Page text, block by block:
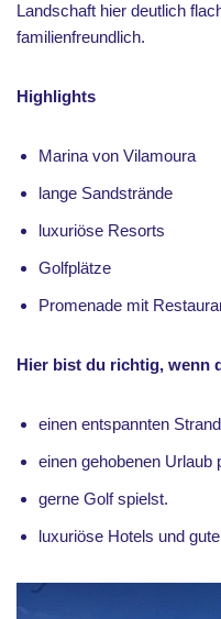
Landschaft hier deutlich
familienfreundlich.
Highlights
Marina von Vilamoura
lange Sandstrände
luxuriöse Resorts
Golfplätze
Promenade mit
Hier bist du richtig, wenn
einen entspannten
einen gehobenen Urlaub
gerne Golf spielst.
luxuriöse Hotels und